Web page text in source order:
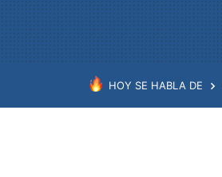
HOY SE HABLA DE